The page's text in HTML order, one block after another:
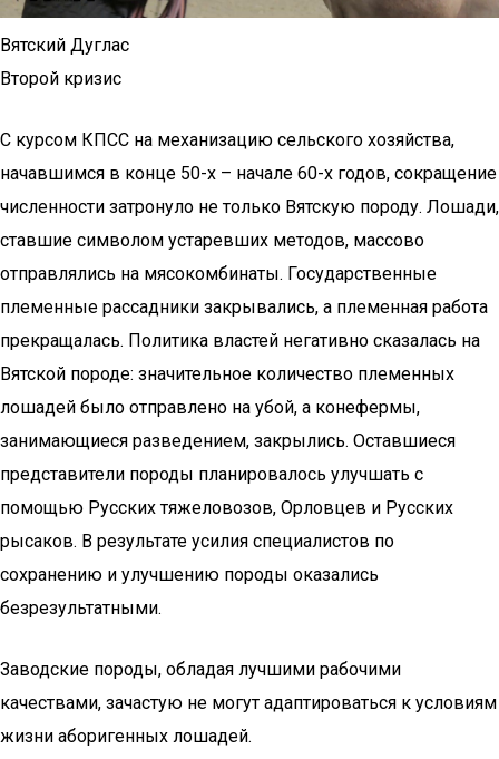
Вятский Дуглас
Второй кризис
С курсом КПСС на механизацию сельского хозяйства,
начавшимся в конце 50-х – начале 60-х годов, сокращение
численности затронуло не только Вятскую породу. Лошади,
ставшие символом устаревших методов, массово
отправлялись на мясокомбинаты. Государственные
племенные рассадники закрывались, а племенная работа
прекращалась. Политика властей негативно сказалась на
Вятской породе: значительное количество племенных
лошадей было отправлено на убой, а конефермы,
занимающиеся разведением, закрылись. Оставшиеся
представители породы планировалось улучшать с
помощью Русских тяжеловозов, Орловцев и Русских
рысаков. В результате усилия специалистов по
сохранению и улучшению породы оказались
безрезультатными.
Заводские породы, обладая лучшими рабочими
качествами, зачастую не могут адаптироваться к условиям
жизни аборигенных лошадей.